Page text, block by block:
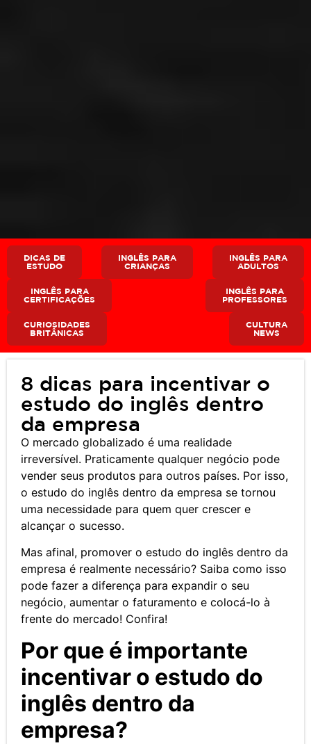
DICAS DE
ESTUDO
INGLÊS PARA
CRIANÇAS
INGLÊS PARA
ADULTOS
INGLÊS PARA
CERTIFICAÇÕES
INGLÊS PARA
PROFESSORES
CURIOSIDADES
BRITÂNICAS
CULTURA
NEWS
8 dicas para incentivar o
estudo do inglês dentro
da empresa
O mercado globalizado é uma realidade
irreversível. Praticamente qualquer negócio pode
vender seus produtos para outros países. Por isso,
o estudo do inglês dentro da empresa se tornou
uma necessidade para quem quer crescer e
alcançar o sucesso.
Mas afinal, promover o estudo do inglês dentro da
empresa é realmente necessário? Saiba como isso
pode fazer a diferença para expandir o seu
negócio, aumentar o faturamento e colocá-lo à
frente do mercado! Confira!
Por que é importante
incentivar o estudo do
inglês dentro da
empresa?